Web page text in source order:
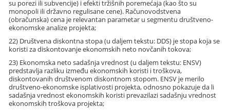
su porezi ili subvencije) i efekti tržišnih poremećaja (kao što su
monopoli ili državno regulisane cene). Računovodstvena
(obračunska) cena je relevantan parametar u segmentu društveno-
ekonomske analize projekta;
22) Društvena diskontna stopa (u daljem tekstu: DDS) je stopa koja se
koristi za diskontovanje ekonomskih neto novčanih tokova;
23) Ekonomska neto sadašnja vrednost (u daljem tekstu: ENSV)
predstavlja razliku između ekonomskih koristi i troškova,
diskontovanih društvenom diskontnom stopom. ENSV je merilo
društveno-ekonomske isplativosti projekta, odnosno pokazuje da li
sadašnja vrednost ekonomskih koristi prevazilazi sadašnju vrednost
ekonomskih troškova projekta;